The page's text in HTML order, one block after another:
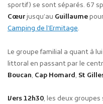
sportif) se sont séparés. 67
Cœurjusqu’au Guillaume
Camping de l’Ermitage.
Le groupe familial a quant à
littoral en passant par le
Boucan, Cap Homard, St
Vers 12h30, les deux